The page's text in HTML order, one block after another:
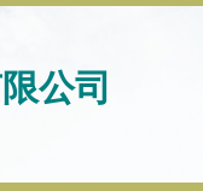
公司